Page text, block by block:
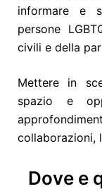
informare e
persone
civili e della
Mettere in
spazio e
collaborazioni,
Dove e